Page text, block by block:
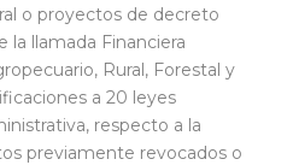
o proyectos de decreto
la llamada Financiera
Rural, Forestal y
a 20 leyes
respecto a la
previamente revocados o